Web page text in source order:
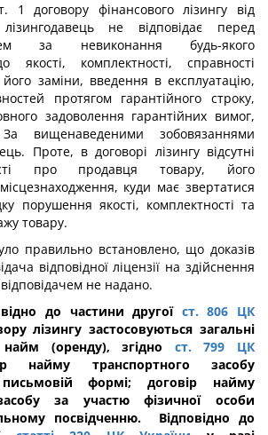
договору фінансового лізингу від
не відповідає перед
за невиконання будь-якого
якості, комплектності, справності
заміни, введення в експлуатацію,
протягом гарантійного строку,
задоволення гарантійних вимог,
вищенаведеними зобовязаннями
Проте, в договорі лізингу відсутні
про продавця товару, його
куди має звертатися
порушення якості, комплектності та
товару.
правильно встановлено, що доказів
відповідної ліцензії на здійснення
не надано.
до частини другої ст. 806 ЦК
лізингу застосовуються загальні
(оренду), згідно ст. 799 ЦК
найму транспортного засобу
формі; договір найму
за участю фізичної особи
посвідченню. Відповідно до